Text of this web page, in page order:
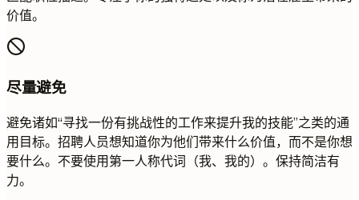
价值。
尽量避免
避免诸如“寻找一份有挑战性的工作来提升我的技能”之类的通
用目标。招聘人员想知道你为他们带来什么价值，而不是你想
要什么。不要使用第一人称代词（我、我的）。保持简洁有
力。